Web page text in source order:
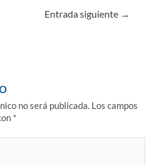
Entrada siguiente →
no será publicada. Los campos
*